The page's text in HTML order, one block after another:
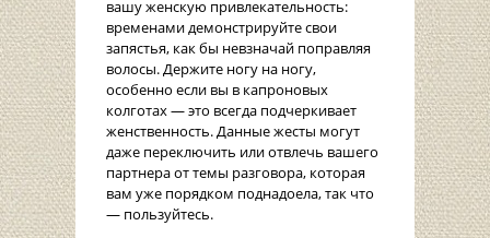
вашу женскую привлекательность:
временами демонстрируйте свои
запястья, как бы невзначай поправляя
волосы. Держите ногу на ногу,
особенно если вы в капроновых
колготах — это всегда подчеркивает
женственность. Данные жесты могут
даже переключить или отвлечь вашего
партнера от темы разговора, которая
вам уже порядком поднадоела, так что
— пользуйтесь.